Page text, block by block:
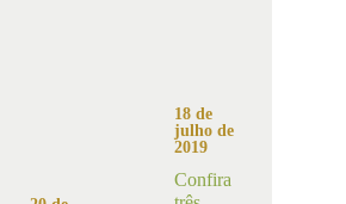
18 de
julho de
2019
Confira